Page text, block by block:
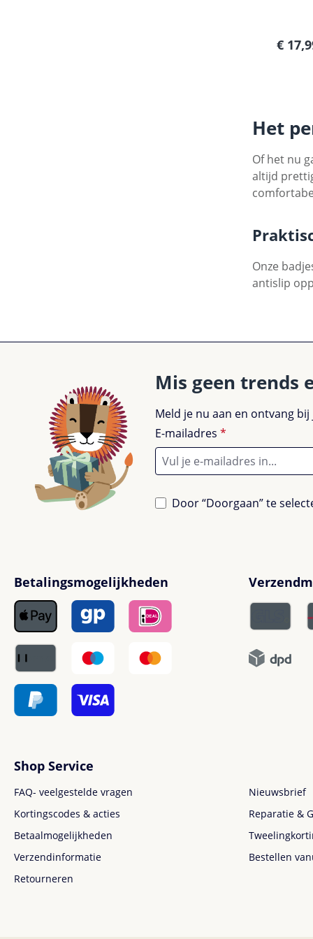
€
Het
Of het nu
altijd
Onze
antislip
Mis geen trends
Meld je nu aan en ontvang
E-mailadres *
Door “Doorgaan” te
Betalingsmogelijkheden
Shop Service
FAQ- veelgestelde vragen
Nieuwsbrief
Kortingscodes & acties
Reparatie &
Betaalmogelijkheden
Verzendinformatie
Bestellen
Retourneren